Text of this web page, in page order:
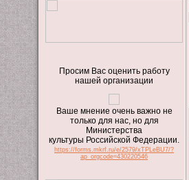
Просим Вас оценить работу
нашей организации
Ваше мнение очень важно не
только для нас, но для
Министерства
культуры Российской Федерации.
https://forms.mkrf.ru/e/2579/xTPLeBU7/?
ap_orgcode=430220546